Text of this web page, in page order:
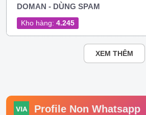
DOMAN - DÙNG SPAM
Kho hàng: 4.245
XEM THÊM
Profile Non Whatsapp